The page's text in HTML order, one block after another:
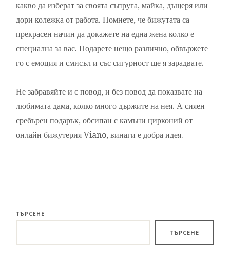
какво да изберат за своята съпруга, майка, дъщеря или
дори колежка от работа. Помнете, че бижутата са
прекрасен начин да докажете на една жена колко е
специална за вас. Подарете нещо различно, обвържете
го с емоция и смисъл и със сигурност ще я зарадвате.
Не забравяйте и с повод, и без повод да показвате на
любимата дама, колко много държите на нея. А сияен
сребърен подарък, обсипан с камъни цирконий от
онлайн бижутерия Viano, винаги е добра идея.
ТЪРСЕНЕ
ТЪРСЕНЕ